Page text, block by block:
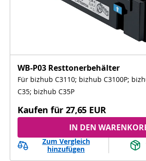
WB-P03 Resttonerbehälter
Für bizhub C3110; bizhub C3100P;
C35; bizhub C35P
Kaufen für 27,65 EUR
IN DEN
Zum Vergleich
hinzufügen